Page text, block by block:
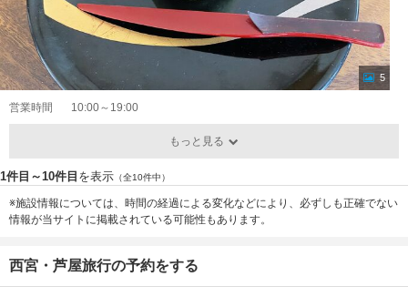
5
営業時間 10:00～19:00
もっと見る
1件目～10件目 を表示 （全10件中）
※施設情報については、時間の経過による変化などにより、必ずしも正確でない
情報が当サイトに掲載されている可能性もあります。
西宮・芦屋旅行の予約をする